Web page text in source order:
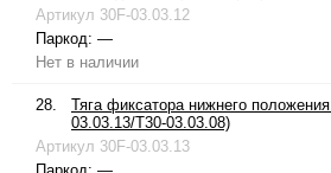
Артикул 30F-03.03.12
Паркод: —
Нет в наличии
28.
Тяга фиксатора нижнего
03.03.13/T30-03.03.08)
Артикул 30F-03.03.13